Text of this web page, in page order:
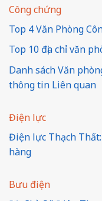
Công chứng
Top 4 Văn Phòng
Top 10 địa chỉ văn
Danh sách Văn
thông tin Liên quan
Điện lực
Điện lực Thạch
hàng
Bưu điện